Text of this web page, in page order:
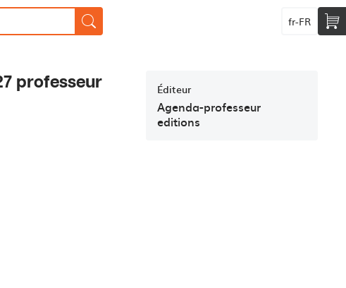
fr-FR
professeur
Éditeur
Agenda-professeur
editions